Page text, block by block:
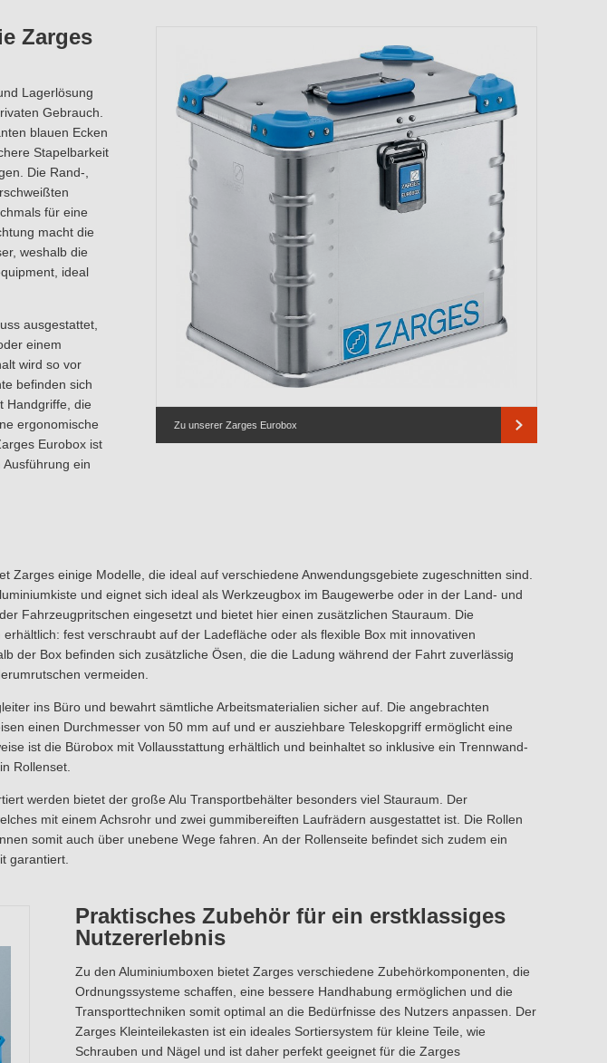
Zarges
Lagerlösung
Gebrauch.
blauen Ecken
Stapelbarkeit
Die Rand-,
für eine
macht die
weshalb die
ideal
ausgestattet,
einem
wird so vor
befinden sich
Handgriffe, die
ergonomische
Eurobox ist
ein
Zu unserer Zarges Eurobox
Zarges einige Modelle, die ideal auf verschiedene Anwendungsgebiete zugeschnitten sind.
und eignet sich ideal als Werkzeugbox im Baugewerbe oder in der Land- und
Fahrzeugpritschen eingesetzt und bietet hier einen zusätzlichen Stauraum. Die
fest verschraubt auf der Ladefläche oder als flexible Box mit innovativen
der Box befinden sich zusätzliche Ösen, die die Ladung während der Fahrt zuverlässig
vermeiden.
ins Büro und bewahrt sämtliche Arbeitsmaterialien sicher auf. Die angebrachten
einen Durchmesser von 50 mm auf und er ausziehbare Teleskopgriff ermöglicht eine
ist die Bürobox mit Vollausstattung erhältlich und beinhaltet so inklusive ein Trennwand-
Rollenset.
werden bietet der große Alu Transportbehälter besonders viel Stauraum. Der
mit einem Achsrohr und zwei gummibereiften Laufrädern ausgestattet ist. Die Rollen
somit auch über unebene Wege fahren. An der Rollenseite befindet sich zudem ein
garantiert.
Praktisches Zubehör für ein erstklassiges
Nutzererlebnis
Zu den Aluminiumboxen bietet Zarges verschiedene Zubehörkomponenten, die
Ordnungssysteme schaffen, eine bessere Handhabung ermöglichen und die
Transporttechniken somit optimal an die Bedürfnisse des Nutzers anpassen. Der
Zarges Kleinteilekasten ist ein ideales Sortiersystem für kleine Teile, wie
Schrauben und Nägel und ist daher perfekt geeignet für die Zarges